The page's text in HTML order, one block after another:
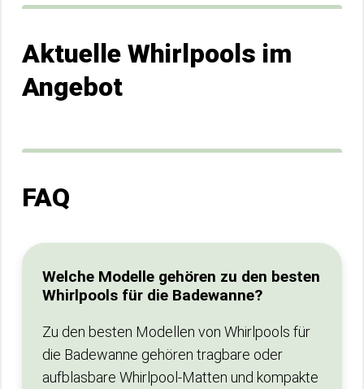
Aktuelle Whirlpools im
Angebot
FAQ
Welche Modelle gehören zu den besten
Whirlpools für die Badewanne?
Zu den besten Modellen von Whirlpools für
die Badewanne gehören tragbare oder
aufblasbare Whirlpool-Matten und kompakte